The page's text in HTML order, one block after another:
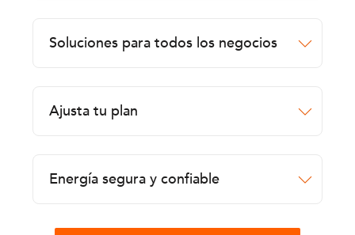
Soluciones para todos los negocios
Ajusta tu plan
Energía segura y confiable